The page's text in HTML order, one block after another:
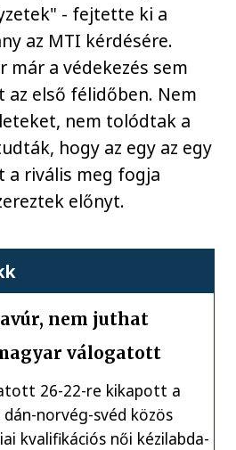
- fejtette ki a
az MTI kérdésére.
már a védekezés sem
első félidőben. Nem
nem tolódtak a
hogy az egy az egy
a rivális meg fogja
előnyt.
nem juthat
válogatott
26-22-re kikapott a
norvég-svéd közös
kvalifikációs női kézilabda-